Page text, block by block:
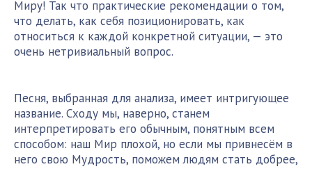
Миру! Так что практические рекомендации о том,
что делать, как себя позиционировать, как
относиться к каждой конкретной ситуации, — это
очень нетривиальный вопрос.
Песня, выбранная для анализа, имеет интригующее
название. Сходу мы, наверно, станем
интерпретировать его обычным, понятным всем
способом: наш Мир плохой, но если мы привнесём в
него свою Мудрость, поможем людям стать добрее,